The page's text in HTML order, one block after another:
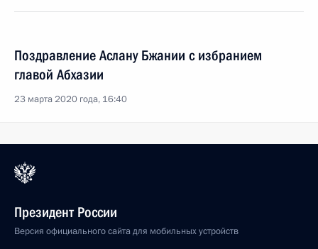
Поздравление Аслану Бжании с избранием
главой Абхазии
23 марта 2020 года, 16:40
Президент России
Версия официального сайта для мобильных устройств